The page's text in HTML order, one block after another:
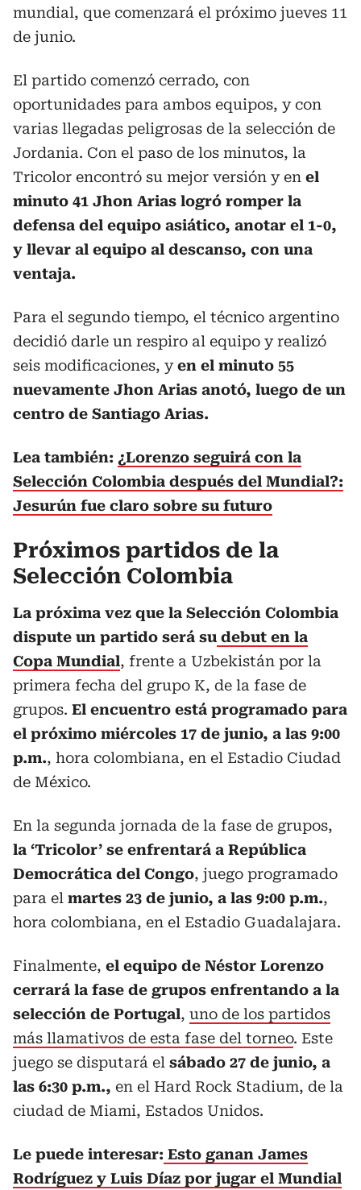
mundial, que comenzará el próximo jueves 11
de junio.
El partido comenzó cerrado, con
oportunidades para ambos equipos, y con
varias llegadas peligrosas de la selección de
Jordania. Con el paso de los minutos, la
Tricolor encontró su mejor versión y en el
minuto 41 Jhon Arias logró romper la
defensa del equipo asiático, anotar el 1-0,
y llevar al equipo al descanso, con una
ventaja.
Para el segundo tiempo, el técnico argentino
decidió darle un respiro al equipo y realizó
seis modificaciones, yen el minuto 55
nuevamente Jhon Arias anotó, luego de un
centro de Santiago Arias.
Lea también: ¿Lorenzo seguirá con la
Selección Colombia después del Mundial?:
Jesurún fue claro sobre su futuro
Próximos partidos de la
Selección Colombia
La próxima vez que la Selección Colombia
dispute un partido será su debut en la
Copa Mundial, frente a Uzbekistán por la
primera fecha del grupo K, de la fase de
grupos. El encuentro está programado para
el próximo miércoles 17 de junio, a las 9:00
p.m., hora colombiana, en el Estadio Ciudad
de México.
En la segunda jornada de la fase de grupos,
la ‘Tricolor’ se enfrentará a República
Democrática del Congo, juego programado
para el martes 23 de junio, a las 9:00 p.m.,
hora colombiana, en el Estadio Guadalajara.
Finalmente, el equipo de Néstor Lorenzo
cerrará la fase de grupos enfrentando a la
selección de Portugal, uno de los partidos
más llamativos de esta fase del torneo. Este
juego se disputará el sábado 27 de junio, a
las 6:30 p.m., en el Hard Rock Stadium, de la
ciudad de Miami, Estados Unidos.
Le puede interesar: Esto ganan James
Rodríguez y Luis Díaz por jugar el Mundial